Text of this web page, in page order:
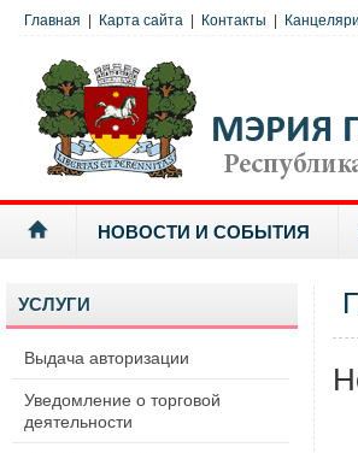
Главная Карта сайта Контакты
НОВОСТИ И СОБЫТИЯ
УСЛУГИ
Выдача авторизации
Уведомление о торговой
деятельности